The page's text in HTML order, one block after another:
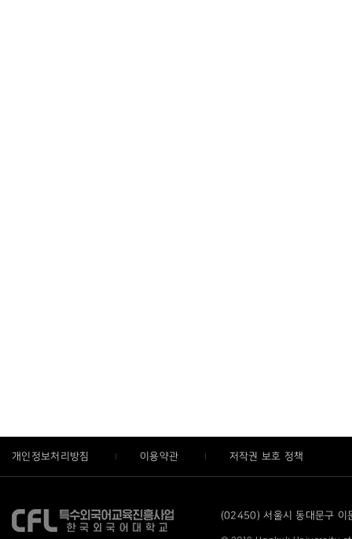
개인정보처리방침 이용약관 저작권 보호 정책
(02450) 서울시 동대문구